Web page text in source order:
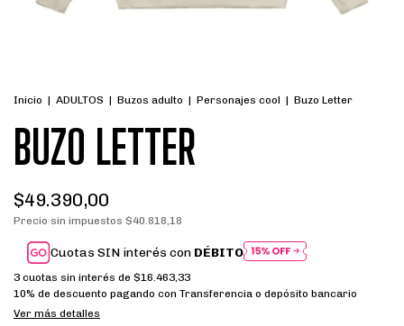
Inicio | ADULTOS | Buzos adulto | Personajes cool | Buzo Letter
BUZO LETTER
$49.390,00
Precio sin impuestos $40.818,18
Cuotas SIN interés con DÉBITO
3 cuotas sin interés de $16.463,33
10% de descuento pagando con Transferencia o depósito bancario
Ver más detalles